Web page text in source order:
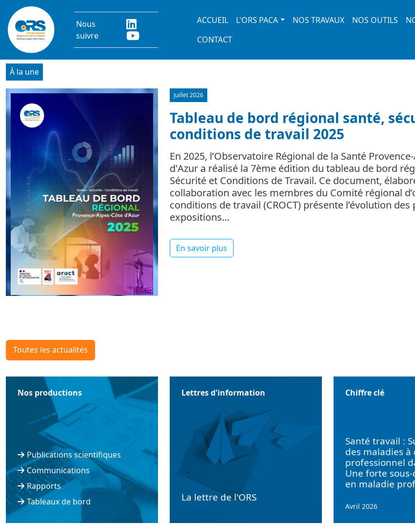
Aller au contenu principal
Nous
suivre
Main navigation
ACCUEIL L'ORS PACA NOS TRAVAUX NOS OUTILS
CONTACT
À la une
Juillet 2026
Tableau de bord régional santé,
conditions de travail 2025
En 2025, l’Observatoire Régional de la Santé
d'Azur a réalisé la 7ème édition du tableau de bord
Sécurité et Conditions de Travail. Ce document,
collaboration avec les membres du Comité régional
conditions de travail (CROCT) présente l’évolution des
expositions…
En savoir plus
Toutes les actualités
Nos productions
Publications scientifiques
Communications
Rapports
Tableaux de bord
Lettres d'information
La lettre de l'ORS
Chiffre clé
Santé travail :
des maladies à
professionnel
Une forte
en maladie
Avril 2026